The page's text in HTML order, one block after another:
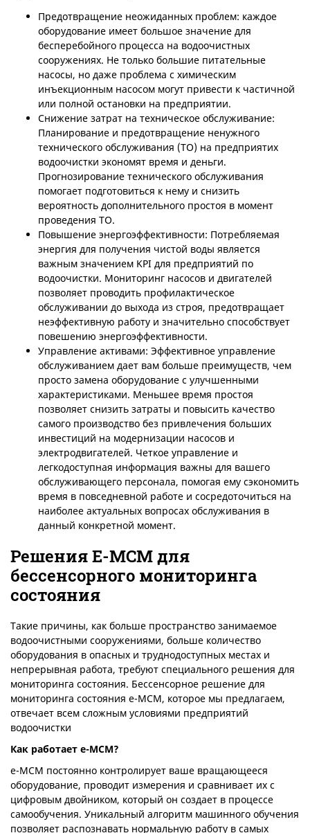
Предотвращение неожиданных проблем: каждое
оборудование имеет большое значение для
бесперебойного процесса на водоочистных
сооружениях. Не только большие питательные
насосы, но даже проблема с химическим
инъекционным насосом могут привести к частичной
или полной остановки на предприятии.
Снижение затрат на техническое обслуживание:
Планирование и предотвращение ненужного
технического обслуживания (ТО) на предприятих
водоочистки экономят время и деньги.
Прогнозирование технического обслуживания
помогает подготовиться к нему и снизить
вероятность дополнительного простоя в момент
проведения ТО.
Повышение энергоэффективности: Потребляемая
энергия для получения чистой воды является
важным значением KPI для предприятий по
водоочистки. Мониторинг насосов и двигателей
позволяет проводить профилактическое
обслуживании до выхода из строя, предотвращает
неэффективную работу и значительно способствует
повешению энергоэффективности.
Управление активами: Эффективное управление
обслуживанием дает вам больше преимуществ, чем
просто замена оборудование с улучшенными
характеристиками. Меньшее время простоя
позволяет снизить затраты и повысить качество
самого производство без привлечения больших
инвестиций на модернизации насосов и
электродвигателей. Четкое управление и
легкодоступная информация важны для вашего
обслуживающего персонала, помогая ему сэкономить
время в повседневной работе и сосредоточиться на
наиболее актуальных вопросах обслуживания в
данный конкретной момент.
Решения E-MCM для
бессенсорного мониторинга
состояния
Такие причины, как больше пространство занимаемое
водоочистными сооружениями, больше количество
оборудования в опасных и труднодоступных местах и
непрерывная работа, требуют специального решения для
мониторинга состояния. Бессенсорное решение для
мониторинга состояния e-MCM, которое мы предлагаем,
отвечает всем сложным условиями предприятий
водоочистки
Как работает e-MCM?
e-MCM постоянно контролирует ваше вращающееся
оборудование, проводит измерения и сравнивает их с
цифровым двойником, который он создает в процессе
самообучения. Уникальный алгоритм машинного обучения
позволяет распознавать нормальную работу в самых